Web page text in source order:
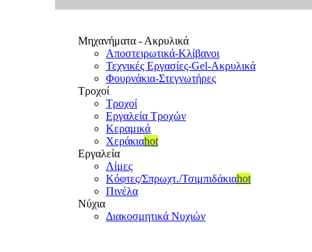
Μηχανήματα - Ακρυλικά
Αποστειρωτικά-Κλίβανοι
Τεχνικές Εργασίες-Gel-Ακρυλικά
Φουρνάκια-Στεγνωτήρες
Τροχοί
Τροχοί
Εργαλεία Τροχών
Κεραμικά
Χεράκιαhot
Εργαλεία
Λίμες
Κόφτες/Σπρωχτ./Τσιμπιδάκιαhot
Πινέλα
Νύχια
Διακοσμητικά Νυχιών